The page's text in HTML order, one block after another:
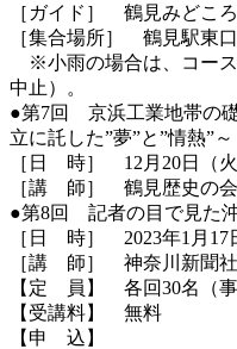
［ガイド］ 鶴見みどこ
［集合場所］ 鶴見駅東
※小雨の場合は、コース
中止）。
●第7回 京浜工業地帯の
立に託した”夢”と”情熱”～
［日 時］ 12月20日（火
［講 師］ 鶴見歴史の
●第8回 記者の目で見た
［日 時］ 2023年1月17
［講 師］ 神奈川新聞
【定 員】 各回30名（事
【受講料】 無料
【申 込】